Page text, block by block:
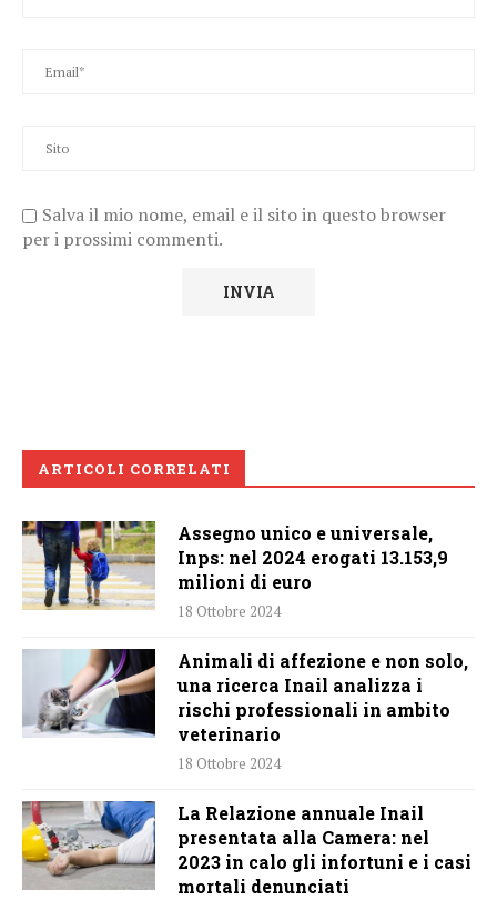
Salva il mio nome, email e il sito in questo browser
per i prossimi commenti.
ARTICOLI CORRELATI
Assegno unico e universale,
Inps: nel 2024 erogati 13.153,9
milioni di euro
18 Ottobre 2024
Animali di affezione e non solo,
una ricerca Inail analizza i
rischi professionali in ambito
veterinario
18 Ottobre 2024
La Relazione annuale Inail
presentata alla Camera: nel
2023 in calo gli infortuni e i casi
mortali denunciati